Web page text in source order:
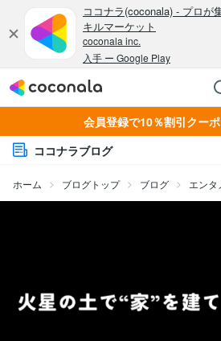
会員登録で10％割引クー
ココナラブログ
ホーム ブログトップ ブログ エンタ